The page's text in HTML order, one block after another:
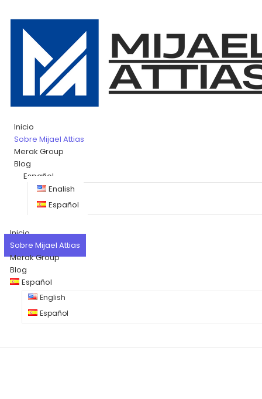
Inicio
Sobre Mijael Attias
Merak Group
Blog
Español
English
Español
Inicio
Sobre Mijael Attias
Merak Group
Blog
Español
English
Español